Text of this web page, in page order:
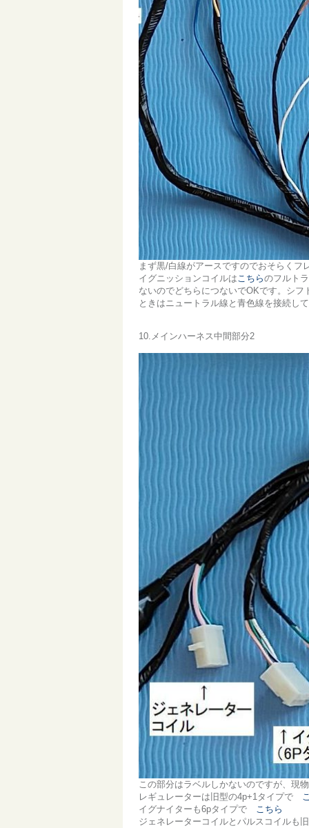
まず黒/白線がアースですのでおそらく
イグニッションコイルは こちらのフルト
ないのでどちらにつないでOKです。シ
ときはニュートラル線と青色線を接続し
10.メインハーネス中間部分2
この部分はラベルしかないのですが、現
レギュレーターは旧型の4p+1タイプで
イグナイターも6pタイプで こちら
ジェネレーターコイルとパルスコイル